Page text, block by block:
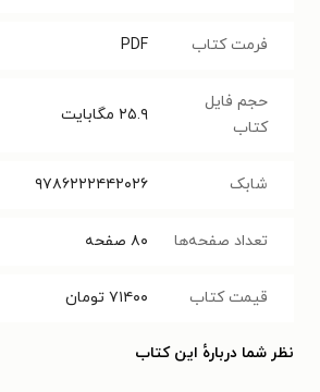
فرمت کتاب PDF
حجم فایل
کتاب
۲۵.۹ مگابایت
شابک ۹۷۸۶۲۲۲۴۴۲۰۲۶
تعداد صفحه‌ها ۸۰ صفحه
قیمت کتاب ۷۱۴۰۰ تومان
نظر شما دربارهٔ این کتاب